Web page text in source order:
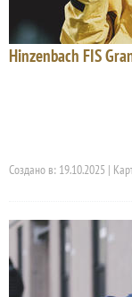
Hinzenbach FIS
Создано в: 19.10.2025 |